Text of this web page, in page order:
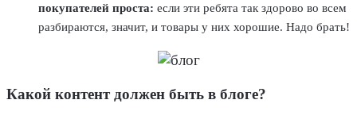
покупателей проста: если эти ребята так здорово во всем
разбираются, значит, и товары у них хорошие. Надо брать!
Какой контент должен быть в блоге?